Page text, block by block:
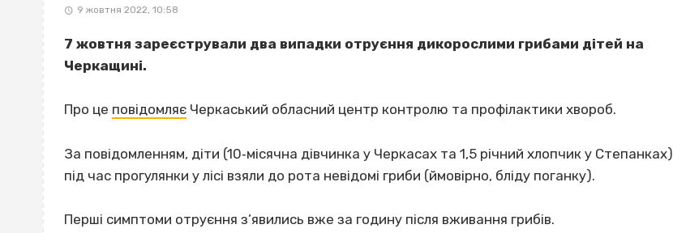
9 жовтня 2022, 10:58
7 жовтня зареєстрували два випадки отруєння дикорослими грибами дітей на
Черкащині.
Про це повідомляє Черкаський обласний центр контролю та профілактики хвороб.
За повідомленням, діти (10‐місячна дівчинка у Черкасах та 1,5 річний хлопчик у Степанках)
під час прогулянки у лісі взяли до рота невідомі гриби (ймовірно, бліду поганку).
Перші симптоми отруєння з’явились вже за годину після вживання грибів.